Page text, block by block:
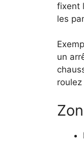
fixent
les
un